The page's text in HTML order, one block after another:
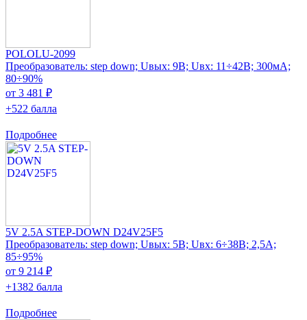
POLOLU-2099
Преобразователь: step down; Uвых: 9В; Uвх: 11÷42В; 300мА;
80÷90%
от 3 481 ₽
+522 балла
Подробнее
5V 2.5A STEP-DOWN D24V25F5
Преобразователь: step down; Uвых: 5В; Uвх: 6÷38В; 2,5А;
85÷95%
от 9 214 ₽
+1382 балла
Подробнее